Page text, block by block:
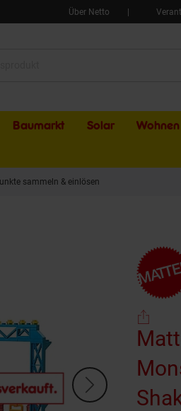
Über Netto
Baumarkt Solar Wohnen
sammeln & einlösen